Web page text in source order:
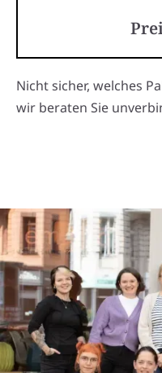
Nicht sicher, welches
wir beraten Sie